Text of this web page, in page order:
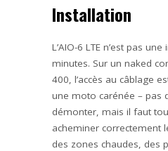
Installation
L’AIO-6 LTE n’est pas
minutes. Sur un naked
400, l’accès au câblage
une moto carénée – pas
démonter, mais il faut
acheminer correctement
des zones chaudes, des